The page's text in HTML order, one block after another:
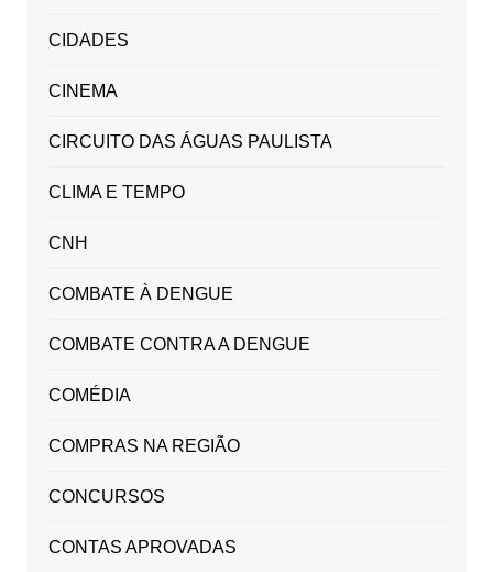
CIDADES
CINEMA
CIRCUITO DAS ÁGUAS PAULISTA
CLIMA E TEMPO
CNH
COMBATE À DENGUE
COMBATE CONTRA A DENGUE
COMÉDIA
COMPRAS NA REGIÃO
CONCURSOS
CONTAS APROVADAS